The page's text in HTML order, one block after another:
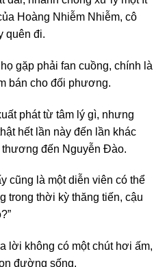
Hoàng Nhiễm Nhiễm, cô
quên đi.
gặp phải fan cuồng, chính là
bán cho đối phương.
phát từ tâm lý gì, nhưng
hết lần này đến lần khác
đến Nguyễn Đào.
cũng là một diễn viên có thể
trong thời kỳ thăng tiến, cậu
lời không có một chút hơi ấm,
đường sống.